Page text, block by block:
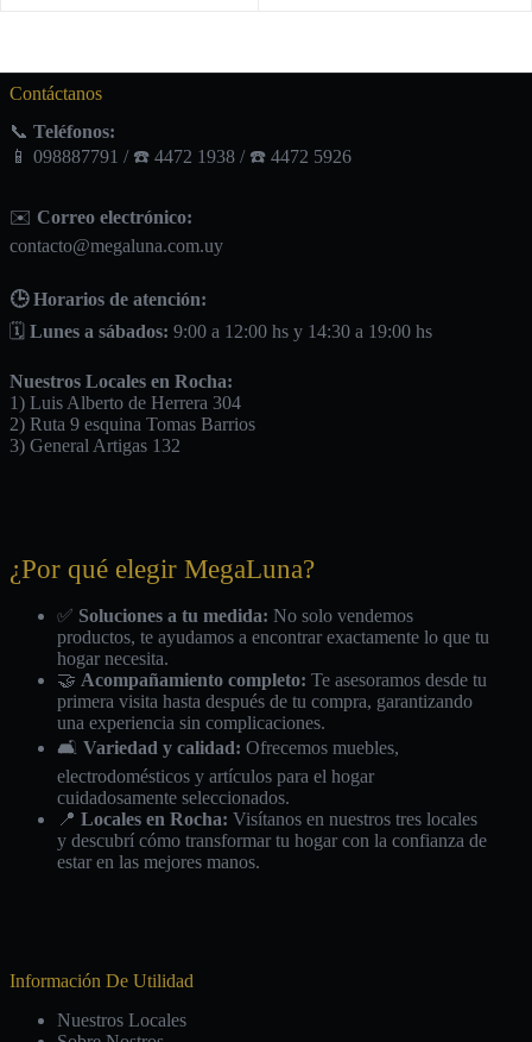
Contáctanos
📞 Teléfonos:
📱 098887791 / ☎️ 4472 1938 / ☎️ 4472 5926
✉️ Correo electrónico:
contacto@megaluna.com.uy
🕒 Horarios de atención:
🗓️ Lunes a sábados: 9:00 a 12:00 hs y 14:30 a 19:00 hs
Nuestros Locales en Rocha:
1) Luis Alberto de Herrera 304
2) Ruta 9 esquina Tomas Barrios
3) General Artigas 132
¿Por qué elegir MegaLuna?
✅ Soluciones a tu medida: No solo vendemos
productos, te ayudamos a encontrar exactamente lo que tu
hogar necesita.
🤝 Acompañamiento completo: Te asesoramos desde tu
primera visita hasta después de tu compra, garantizando
una experiencia sin complicaciones.
🛋️ Variedad y calidad: Ofrecemos muebles,
electrodomésticos y artículos para el hogar
cuidadosamente seleccionados.
📍 Locales en Rocha: Visítanos en nuestros tres locales
y descubrí cómo transformar tu hogar con la confianza de
estar en las mejores manos.
Información De Utilidad
Nuestros Locales